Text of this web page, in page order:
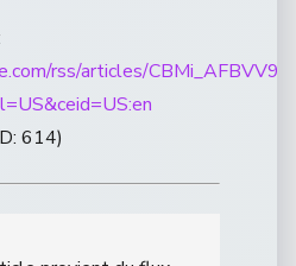
rss/articles/
614)